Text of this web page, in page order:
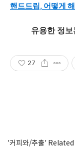
핸드드립, 어떻게
유용한 정
27
'커피와/추출'